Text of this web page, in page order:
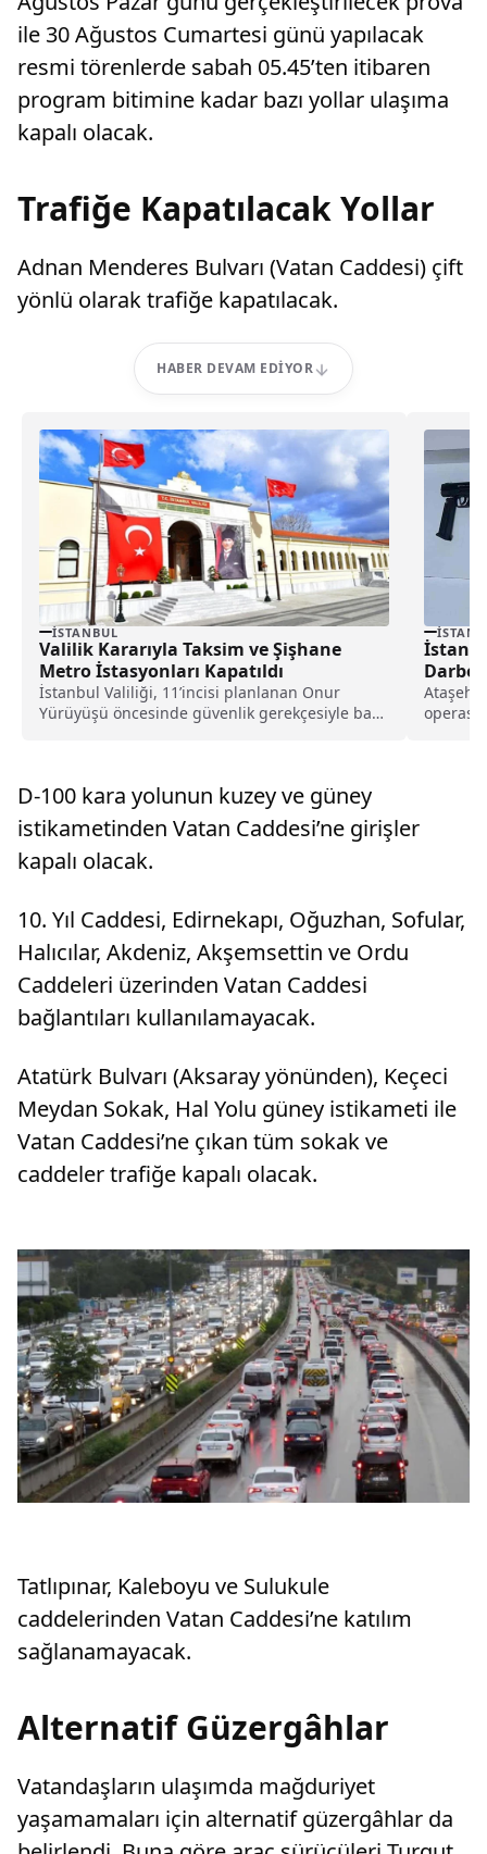
ile 30 Ağustos Cumartesi günü yapılacak
resmi törenlerde sabah 05.45’ten itibaren
program bitimine kadar bazı yollar ulaşıma
kapalı olacak.
Trafiğe Kapatılacak Yollar
Adnan Menderes Bulvarı (Vatan Caddesi) çift
yönlü olarak trafiğe kapatılacak.
HABER DEVAM EDIYOR
İSTANBUL
Valilik Kararıyla Taksim ve Şişhane
Metro İstasyonları Kapatıldı
İstanbul Valiliği, 11’incisi planlanan Onur
Yürüyüşü öncesinde güvenlik gerekçesiyle bazı
D-100 kara yolunun kuzey ve güney
istikametinden Vatan Caddesi’ne girişler
kapalı olacak.
10. Yıl Caddesi, Edirnekapı, Oğuzhan, Sofular,
Halıcılar, Akdeniz, Akşemsettin ve Ordu
Caddeleri üzerinden Vatan Caddesi
bağlantıları kullanılamayacak.
Atatürk Bulvarı (Aksaray yönünden), Keçeci
Meydan Sokak, Hal Yolu güney istikameti ile
Vatan Caddesi’ne çıkan tüm sokak ve
caddeler trafiğe kapalı olacak.
Tatlıpınar, Kaleboyu ve Sulukule
caddelerinden Vatan Caddesi’ne katılım
sağlanamayacak.
Alternatif Güzergâhlar
Vatandaşların ulaşımda mağduriyet
yaşamamaları için alternatif güzergâhlar da